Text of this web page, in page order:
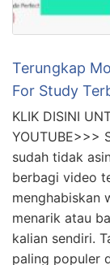
Terungkap
For Study
KLIK DISINI
YOUTUBE>>>
sudah tidak
berbagi video
menghabiskan
menarik atau
kalian sendiri.
paling populer